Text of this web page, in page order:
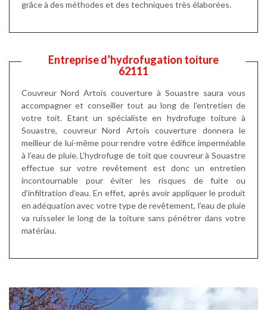
grâce à des méthodes et des techniques très élaborées.
Entreprise d’hydrofugation toiture
62111
Couvreur Nord Artois couverture à Souastre saura vous
accompagner et conseiller tout au long de l’entretien de
votre toit. Etant un spécialiste en hydrofuge toiture à
Souastre, couvreur Nord Artois couverture donnera le
meilleur de lui-même pour rendre votre édifice imperméable
à l’eau de pluie. L’hydrofuge de toit que couvreur à Souastre
effectue sur votre revêtement est donc un entretien
incontournable pour éviter les risques de fuite ou
d’infiltration d’eau. En effet, après avoir appliquer le produit
en adéquation avec votre type de revêtement, l’eau de pluie
va ruisseler le long de la toiture sans pénétrer dans votre
matériau.